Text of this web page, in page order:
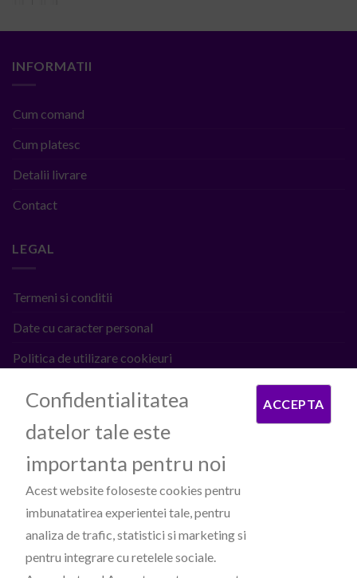
INFORMATII
Cum comand
Cum platesc
Detalii livrare
Contact
LEGAL
Termeni si conditii
Date cu caracter personal
Politica de utilizare cookieuri
PROCESATOARE DE PLATI
Confidentialitatea
datelor tale este
importanta pentru noi
Acest website foloseste cookies pentru
imbunatatirea experientei tale, pentru
analiza de trafic, statistici si marketing si
pentru integrare cu retelele sociale.
ACCEPTA